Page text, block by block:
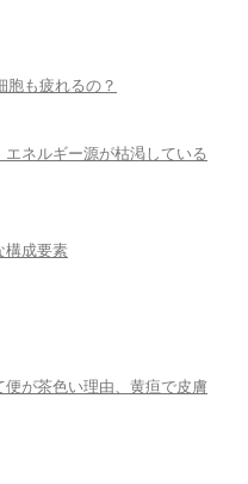
も疲れるの？
ネルギー源が枯渇している
構成要素
が茶色い理由、黄疸で皮膚